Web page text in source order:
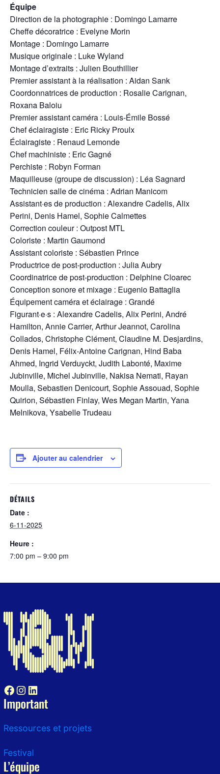
Équipe
Direction de la photographie : Domingo Lamarre
Cheffe décoratrice : Evelyne Morin
Montage : Domingo Lamarre
Musique originale : Luke Wyland
Montage d’extraits : Julien Bouthillier
Premier assistant à la réalisation : Aidan Sank
Coordonnatrices de production : Rosalie Carignan,
Roxana Baloiu
Premier assistant caméra : Louis-Émile Bossé
Chef éclairagiste : Eric Ricky Proulx
Éclairagiste : Renaud Lemonde
Chef machiniste : Eric Gagné
Perchiste : Robyn Forman
Maquilleuse (groupe de discussion) : Léa Sagnard
Technicien salle de cinéma : Adrian Manicom
Assistant·es de production : Alexandre Cadelis, Alix
Perini, Denis Hamel, Sophie Calmettes
Correction couleur : Outpost MTL
Coloriste : Martin Gaumond
Assistant coloriste : Sébastien Prince
Productrice de post-production : Julia Aubry
Coordinatrice de post-production : Delphine Cloarec
Conception sonore et mixage : Eugenio Battaglia
Équipement caméra et éclairage : Grandé
Figurant·e·s : Alexandre Cadelis, Alix Perini, André
Hamilton, Annie Carrier, Arthur Jeannot, Carolina
Collados, Christophe Clément, Claudine M. Desjardins,
Denis Hamel, Félix-Antoine Carignan, Hind Baba
Ahmed, Ingrid Verduyckt, Judith Labonté, Maxime
Jubinville, Michel Jubinville, Nakisa Nemati, Rayan
Moulla, Sebastien Denicourt, Sophie Assouad, Sophie
Quirion, Sébastien Finlay, Wes Megan Martin, Yana
Melnikova, Ysabelle Trudeau
Ajouter au calendrier
DÉTAILS
Date :
6-11-2025
Heure :
7:00 pm – 9:00 pm
Facebook Instagram LinkedIn
Important
Ressources et projets
Festival
L’équipe